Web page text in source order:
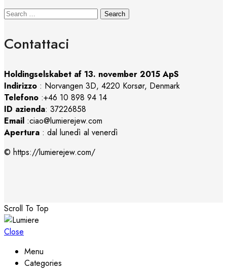
Search
Contattaci
Holdingselskabet af 13. november 2015 ApS
Indirizzo : Norvangen 3D, 4220 Korsør, Denmark
Telefono :+46 10 898 94 14
ID azienda: 37226858
Email :ciao@lumierejew.com
Apertura : dal lunedì al venerdì
© https://lumierejew.com/
Scroll To Top
Close
Menu
Categories